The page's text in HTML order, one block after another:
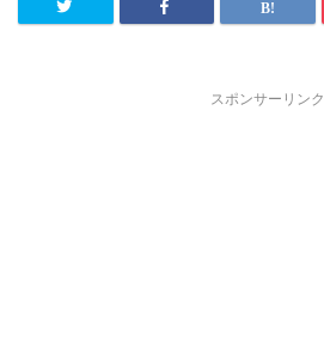
スポンサーリンク